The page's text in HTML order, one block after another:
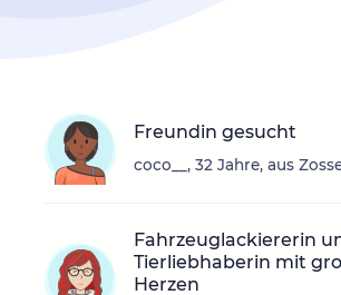
Freundin gesucht
coco__, 32 Jahre, aus
Fahrzeuglackiererin
Tierliebhaberin mit
Herzen